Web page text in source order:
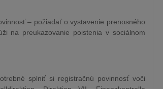
– požiadať o vystavenie prenosného
na preukazovanie poistenia v sociálnom
splniť si registračnú povinnosť voči